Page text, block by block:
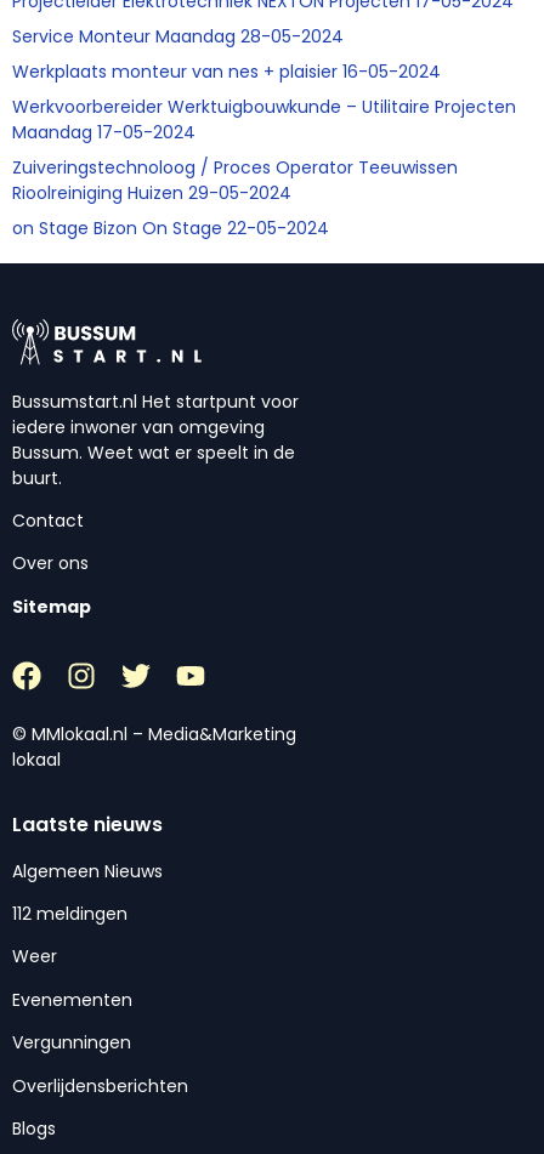
Service Monteur Maandag 28-05-2024
Werkplaats monteur van nes + plaisier 16-05-2024
Werkvoorbereider Werktuigbouwkunde – Utilitaire Projecten
Maandag 17-05-2024
Zuiveringstechnoloog / Proces Operator Teeuwissen
Rioolreiniging Huizen 29-05-2024
on Stage Bizon On Stage 22-05-2024
Bussumstart.nl Het startpunt voor
iedere inwoner van omgeving
Bussum. Weet wat er speelt in de
buurt.
Contact
Over ons
Sitemap
© MMlokaal.nl – Media&Marketing
lokaal
Laatste nieuws
Algemeen Nieuws
112 meldingen
Weer
Evenementen
Vergunningen
Overlijdensberichten
Blogs